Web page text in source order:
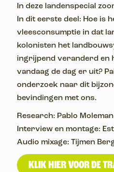
In deze landenspecial
In dit eerste deel: Hoe is
vleesconsumptie in dat
kolonisten het
ingrijpend veranderd en
vandaag de dag er uit?
onderzoek naar dit
bevindingen met ons.
Research: Pablo
Interview en montage:
Audio mixage: Tijmen
KLIK HIER VOOR DE